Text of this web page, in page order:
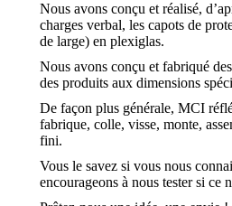
Nous avons conçu et réalisé,
charges verbal, les capots de
de large) en plexiglas.
Nous avons conçu et fabriqué
des produits aux dimensions
De façon plus générale, MCI
fabrique, colle, visse, monte,
fini.
Vous le savez si vous nous
encourageons à nous tester si ce